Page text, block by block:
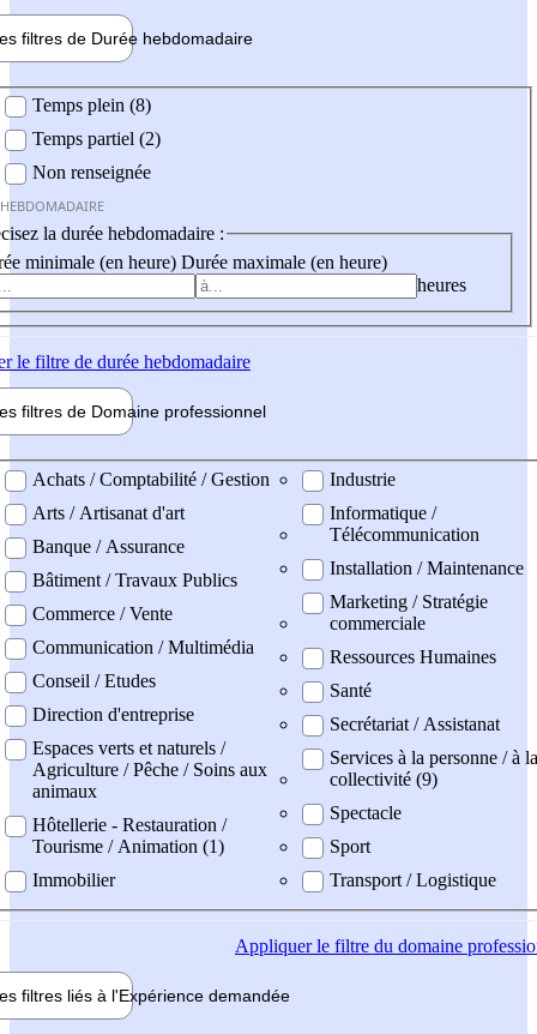
filtres de Durée hebdomadaire
Temps plein (8)
Temps partiel (2)
Non renseignée
la durée hebdomadaire :
minimale (en heure) Durée maximale (en heure)
heures
le filtre de durée hebdomadaire
filtres de Domaine professionnel
professionel
Achats / Comptabilité / Gestion
Arts / Artisanat d'art
Banque / Assurance
Bâtiment / Travaux Publics
Commerce / Vente
Communication / Multimédia
Conseil / Etudes
Direction d'entreprise
Espaces verts et naturels /
Agriculture / Pêche / Soins aux
animaux
Hôtellerie - Restauration /
Tourisme / Animation (1)
Immobilier
Industrie
Informatique /
Télécommunication
Installation / Maintenance
Marketing / Stratégie
commerciale
Ressources Humaines
Santé
Secrétariat / Assistanat
Services à la personne / à la
collectivité (9)
Spectacle
Sport
Transport / Logistique
Appliquerle filtre du domaine
filtres liés à l'Expérience demandée